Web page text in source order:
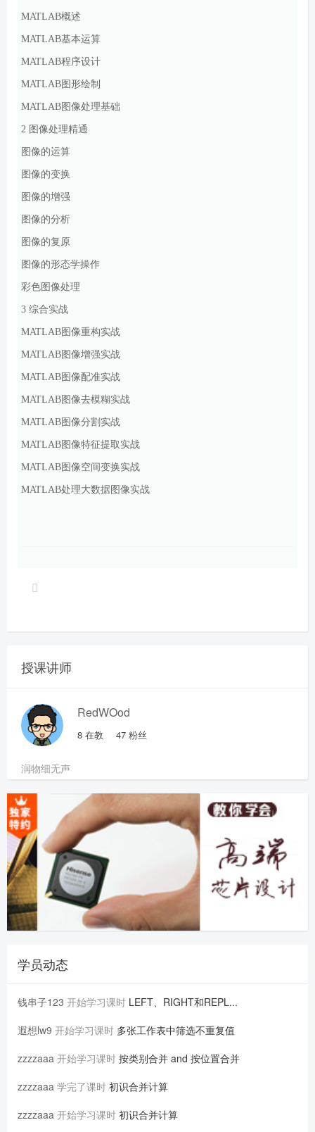
MATLAB概述
MATLAB基本运算
MATLAB程序设计
MATLAB图形绘制
MATLAB图像处理基础
2 图像处理精通
图像的运算
图像的变换
图像的增强
图像的分析
图像的复原
图像的形态学操作
彩色图像处理
3 综合实战
MATLAB图像重构实战
MATLAB图像增强实战
MATLAB图像配准实战
MATLAB图像去模糊实战
MATLAB图像分割实战
MATLAB图像特征提取实战
MATLAB图像空间变换实战
MATLAB处理大数据图像实战
授课讲师
RedWOod
8 在教 47 粉丝
润物细无声
学员动态
钱串子123 开始学习课时 LEFT、RIGHT和REPL...
遐想lw9 开始学习课时 多张工作表中筛选不重复值
zzzzaaa 开始学习课时 按类别合并 and 按位置合并
zzzzaaa 学完了课时 初识合并计算
zzzzaaa 开始学习课时 初识合并计算